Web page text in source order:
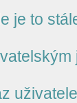
je to